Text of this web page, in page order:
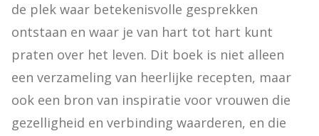
de plek waar betekenisvolle gesprekken
ontstaan en waar je van hart tot hart kunt
praten over het leven. Dit boek is niet alleen
een verzameling van heerlijke recepten, maar
ook een bron van inspiratie voor vrouwen die
gezelligheid en verbinding waarderen, en die